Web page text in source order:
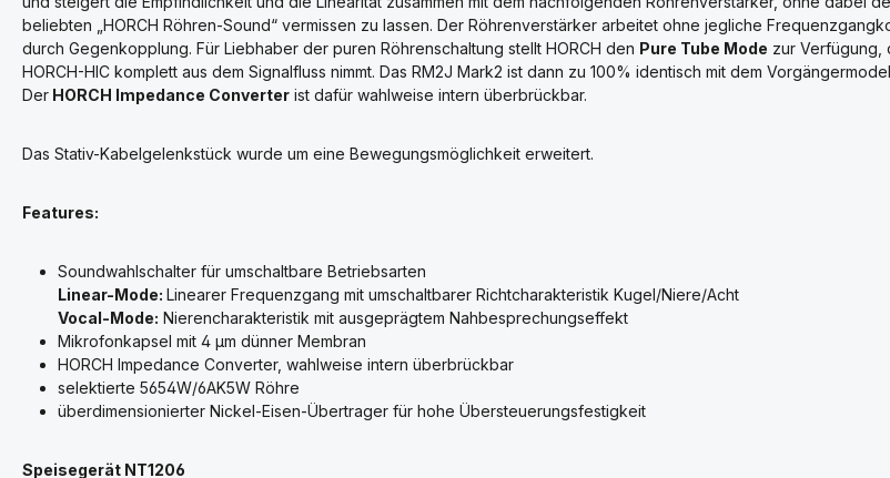
beliebten „HORCH Röhren-Sound“ vermissen zu lassen. Der Röhrenverstärker arbeitet ohne jegliche
durch Gegenkopplung. Für Liebhaber der puren Röhrenschaltung stellt HORCH den Pure Tube Mode zur Verfügung,
HORCH-HIC komplett aus dem Signalfluss nimmt. Das RM2J Mark2 ist dann zu 100% identisch mit dem
Der HORCH Impedance Converter ist dafür wahlweise intern überbrückbar.
Das Stativ-Kabelgelenkstück wurde um eine Bewegungsmöglichkeit erweitert.
Features:
Soundwahlschalter für umschaltbare Betriebsarten
Linear-Mode: Linearer Frequenzgang mit umschaltbarer Richtcharakteristik Kugel/Niere/Acht
Vocal-Mode: Nierencharakteristik mit ausgeprägtem Nahbesprechungseffekt
Mikrofonkapsel mit 4 µm dünner Membran
HORCH Impedance Converter, wahlweise intern überbrückbar
selektierte 5654W/6AK5W Röhre
überdimensionierter Nickel-Eisen-Übertrager für hohe Übersteuerungsfestigkeit
Speisegerät NT1206